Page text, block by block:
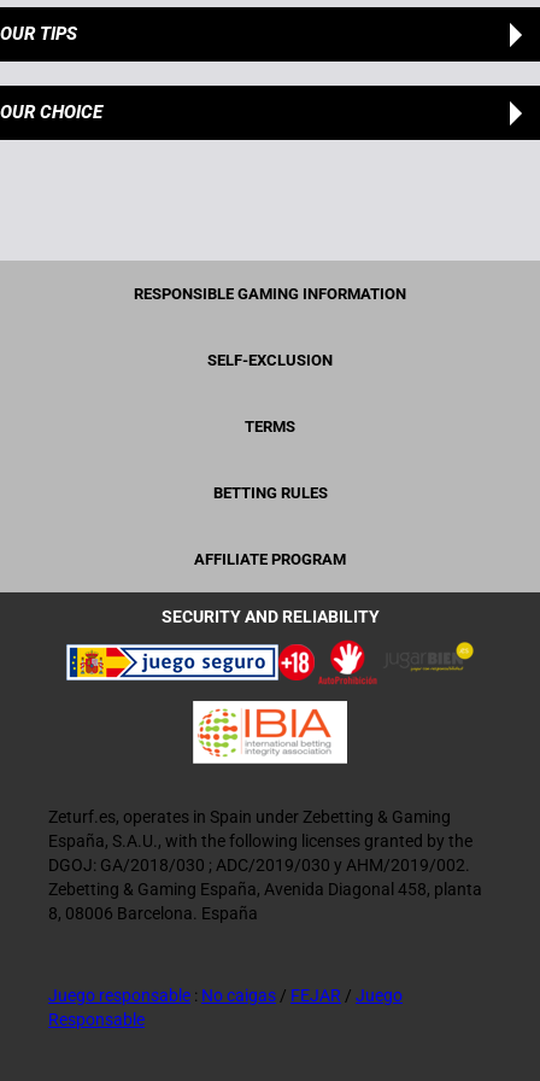
OUR TIPS
OUR CHOICE
RESPONSIBLE GAMING INFORMATION
SELF-EXCLUSION
TERMS
BETTING RULES
AFFILIATE PROGRAM
SECURITY AND RELIABILITY
Zeturf.es, operates in Spain under Zebetting & Gaming
España, S.A.U., with the following licenses granted by the
DGOJ: GA/2018/030 ; ADC/2019/030 y AHM/2019/002.
Zebetting & Gaming España, Avenida Diagonal 458, planta
8, 08006 Barcelona. España
Juego responsable : No caigas / FEJAR / Juego
Responsable